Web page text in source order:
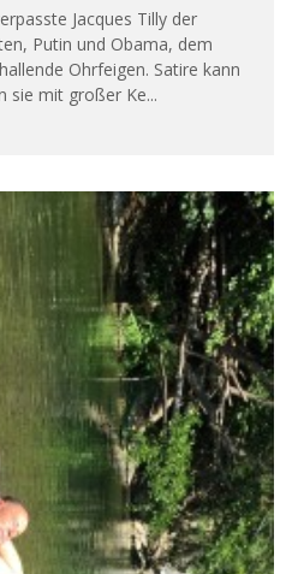
Jacques Tilly der
Putin und Obama, dem
Ohrfeigen. Satire kann
sie mit großer Ke...